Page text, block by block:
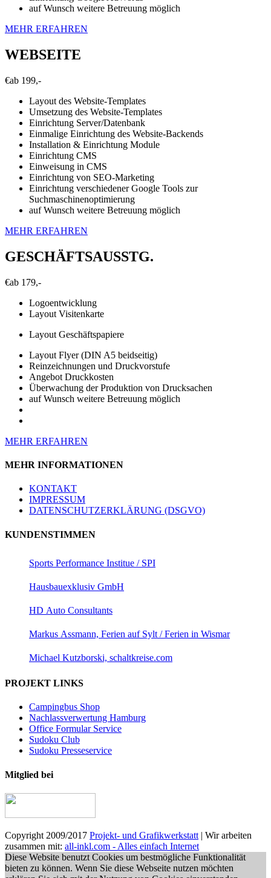
auf Wunsch weitere Betreuung möglich
MEHR ERFAHREN
WEBSEITE
€ab 199,-
Layout des Website-Templates
Umsetzung des Website-Templates
Einrichtung Server/Datenbank
Einmalige Einrichtung des Website-Backends
Installation & Einrichtung Module
Einrichtung CMS
Einweisung in CMS
Einrichtung von SEO-Marketing
Einrichtung verschiedener Google Tools zur
Suchmaschinenoptimierung
auf Wunsch weitere Betreuung möglich
MEHR ERFAHREN
GESCHÄFTSAUSSTG.
€ab 179,-
Logoentwicklung
Layout Visitenkarte
Layout Geschäftspapiere
Layout Flyer (DIN A5 beidseitig)
Reinzeichnungen und Druckvorstufe
Angebot Druckkosten
Überwachung der Produktion von Drucksachen
auf Wunsch weitere Betreuung möglich
MEHR ERFAHREN
MEHR INFORMATIONEN
KONTAKT
IMPRESSUM
DATENSCHUTZERKLÄRUNG (DSGVO)
KUNDENSTIMMEN
Sports Performance Institue / SPI
Hausbauexklusiv GmbH
HD Auto Consultants
Markus Assmann, Ferien auf Sylt / Ferien in Wismar
Michael Kutzborski, schaltkreise.com
PROJEKT LINKS
Campingbus Shop
Nachlassverwertung Hamburg
Office Formular Service
Sudoku Club
Sudoku Presseservice
Mitglied bei
Copyright 2009/2017 Projekt- und Grafikwerkstatt | Wir arbeiten
zusammen mit: all-inkl.com - Alles einfach Internet
Diese Website benutzt Cookies um bestmögliche Funktionalität
bieten zu können. Wenn Sie diese Webseite nutzen möchten